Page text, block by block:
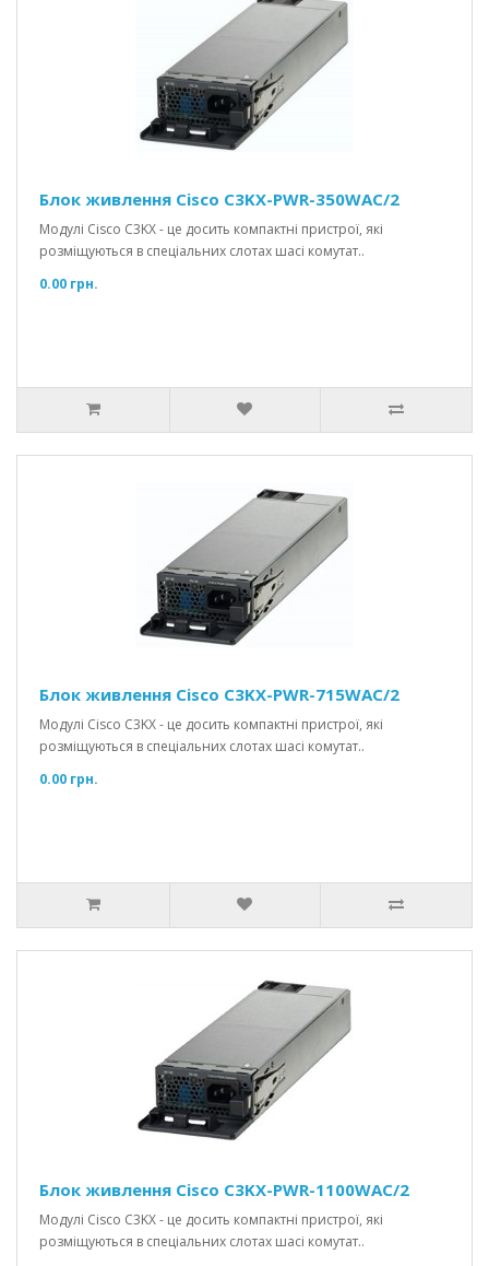
Блок живлення Cisco C3KX-PWR-350WAC/2
Модулі Cisco C3KX - це досить компактні пристрої, які
розміщуються в спеціальних слотах шасі комутат..
0.00 грн.
Блок живлення Cisco C3KX-PWR-715WAC/2
Модулі Cisco C3KX - це досить компактні пристрої, які
розміщуються в спеціальних слотах шасі комутат..
0.00 грн.
Блок живлення Cisco C3KX-PWR-1100WAC/2
Модулі Cisco C3KX - це досить компактні пристрої, які
розміщуються в спеціальних слотах шасі комутат..